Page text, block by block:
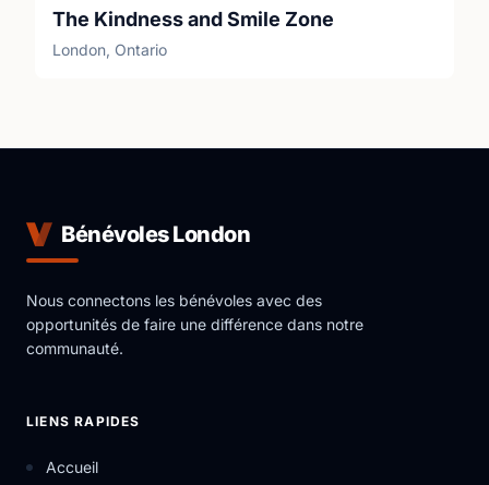
The Kindness and Smile Zone
London, Ontario
Bénévoles London
Nous connectons les bénévoles avec des
opportunités de faire une différence dans notre
communauté.
LIENS RAPIDES
Accueil